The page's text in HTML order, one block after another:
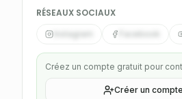
RÉSEAUX SOCIAUX
Créez un compte gratuit pour
Créer un